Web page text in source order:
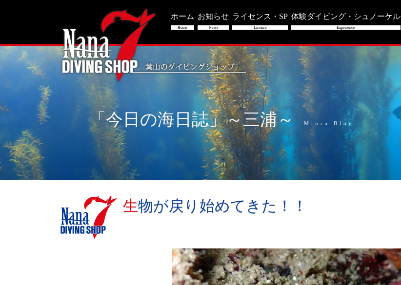
ホーム
Home
お知らせ
News
ライセンス・SP
Licence
体験ダイビング・シュノーケル
Experience
「今日の海日誌」～三浦～ Miura Blog
生物が戻り始めてきた！！